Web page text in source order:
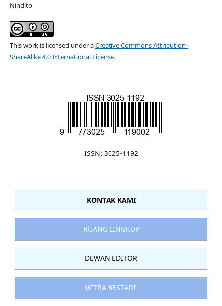
Nindito
This work is licensed under aCreative Commons Attribution-
ShareAlike 4.0 International License.
ISSN: 3025-1192
KONTAK KAMI
RUANG LINGKUP
DEWAN EDITOR
MITRA BESTARI